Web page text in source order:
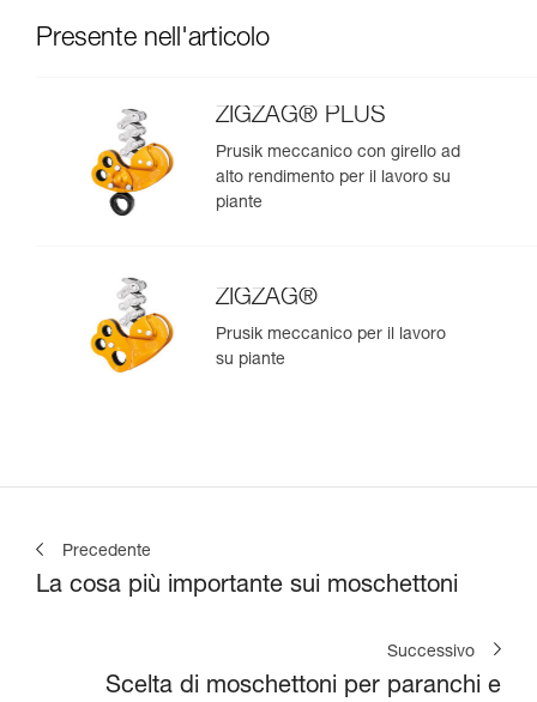
Presente nell'articolo
ZIGZAG® PLUS
Prusik meccanico con girello ad
alto rendimento per il lavoro su
piante
ZIGZAG®
Prusik meccanico per il lavoro
su piante
Precedente
La cosa più importante sui moschettoni
Successivo
Scelta di moschettoni per paranchi e